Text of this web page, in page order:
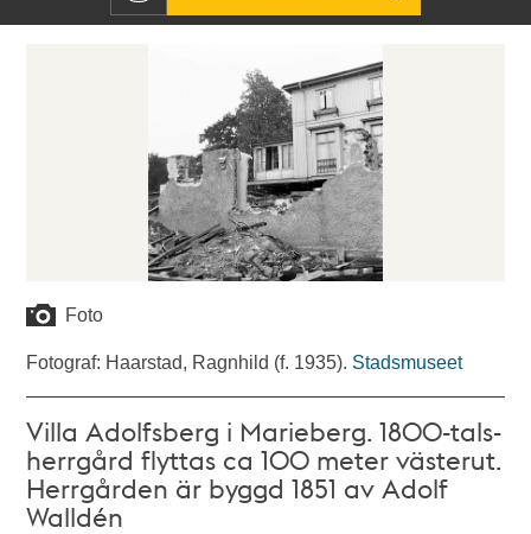
Foto
Fotograf: Haarstad, Ragnhild (f. 1935). Stadsmuseet
Villa Adolfsberg i Marieberg. 1800-tals-
herrgård flyttas ca 100 meter västerut.
Herrgården är byggd 1851 av Adolf
Walldén